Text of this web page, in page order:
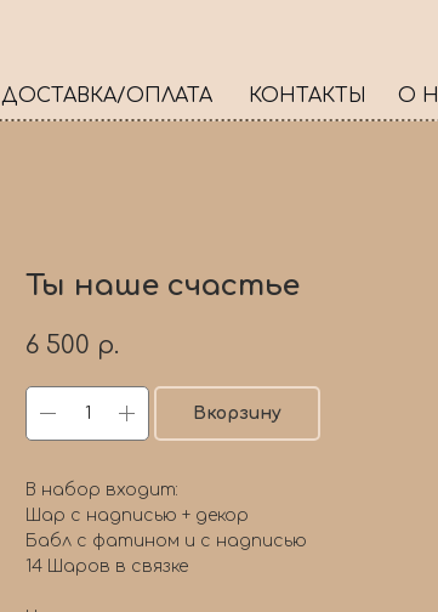
ДОСТАВКА/ОПЛАТА КОНТАКТЫ О
Ты наше счастье
6 500 р.
Вкорзину
В набор входит:
Шар с надписью + декор
Бабл с фатином и с надписью
14 Шаров в связке